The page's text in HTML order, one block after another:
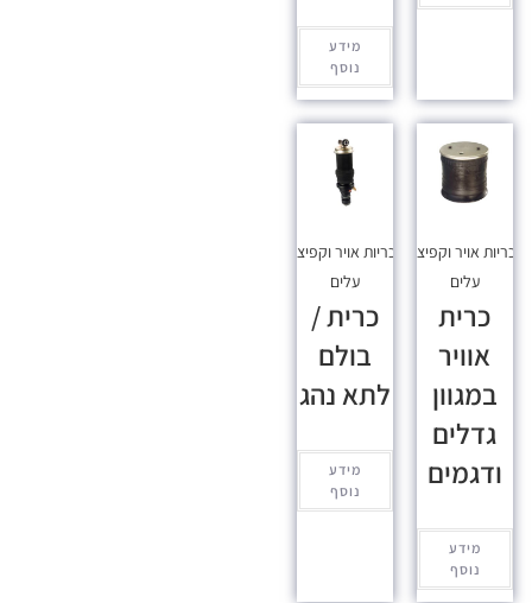
מידע
נוסף
כריות אויר וקפיצי
עלים
כרית
אוויר
במגוון
גדלים
ודגמים
מידע
נוסף
כריות אויר וקפיצי
עלים
כרית /
בולם
לתא נהג
מידע
נוסף